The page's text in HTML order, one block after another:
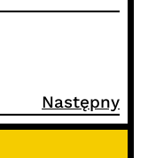
Następny